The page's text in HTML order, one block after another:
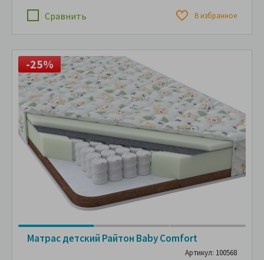
Сравнить В избранное
-25%
Матрас детский Райтон Baby Comfort
Артикул: 100568